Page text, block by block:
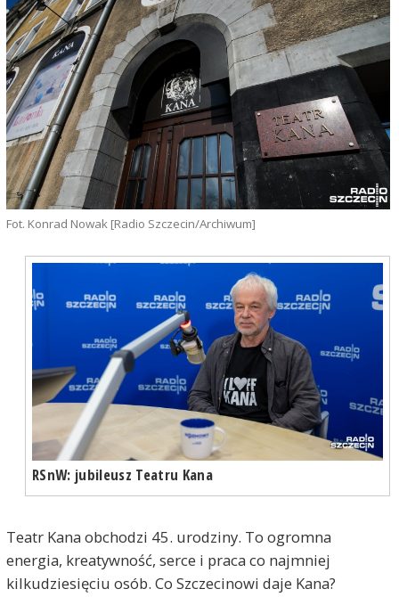
Fot. Konrad Nowak [Radio Szczecin/Archiwum]
RSnW: jubileusz Teatru Kana
Teatr Kana obchodzi 45. urodziny. To ogromna
energia, kreatywność, serce i praca co najmniej
kilkudziesięciu osób. Co Szczecinowi daje Kana?